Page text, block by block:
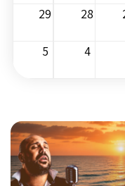
28
29
4
5